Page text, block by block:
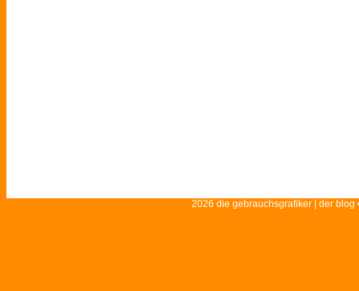
2026 die gebrauchsgrafiker | der blog